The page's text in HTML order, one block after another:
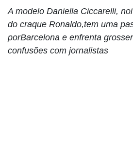
A modelo Daniella Ciccarelli,
do craque Ronaldo,tem uma
porBarcelona e enfrenta
confusões com jornalistas